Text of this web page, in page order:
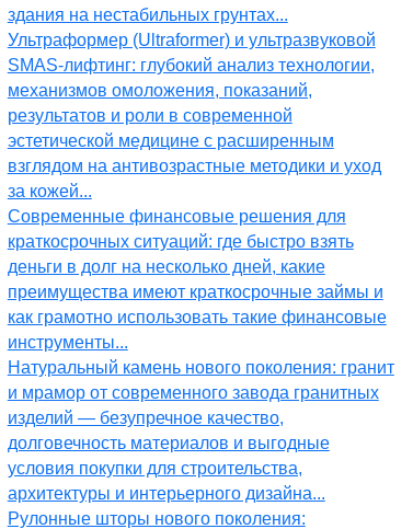
здания на нестабильных грунтах...
Ультраформер (Ultraformer) и ультразвуковой
SMAS-лифтинг: глубокий анализ технологии,
механизмов омоложения, показаний,
результатов и роли в современной
эстетической медицине с расширенным
взглядом на антивозрастные методики и уход
за кожей...
Современные финансовые решения для
краткосрочных ситуаций: где быстро взять
деньги в долг на несколько дней, какие
преимущества имеют краткосрочные займы и
как грамотно использовать такие финансовые
инструменты...
Натуральный камень нового поколения: гранит
и мрамор от современного завода гранитных
изделий — безупречное качество,
долговечность материалов и выгодные
условия покупки для строительства,
архитектуры и интерьерного дизайна...
Рулонные шторы нового поколения: